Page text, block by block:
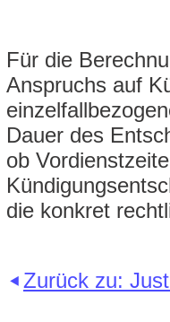
Für die
Anspruchs auf
Dauer des
ob
die konkret
Zurück zu: